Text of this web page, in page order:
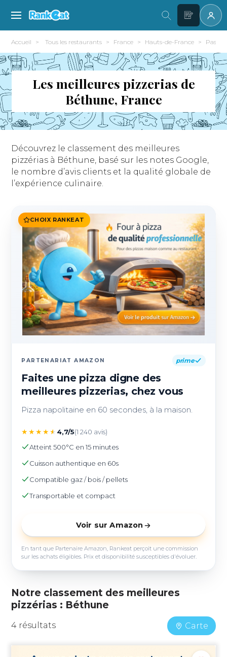
Accueil Tous les restaurants France Hauts-de-France Pas-
Les meilleures pizzerias de
Béthune, France
Découvrez le classement des meilleures
pizzérias à Béthune, basé sur les notes Google,
le nombre d’avis clients et la qualité globale de
l’expérience culinaire.
CHOIX RANKEAT
PARTENARIAT AMAZON prime
Faites une pizza digne des
meilleures pizzerias, chez vous
Pizza napolitaine en 60 secondes, à la maison.
★★★★★ 4,7/5(1 240 avis)
Atteint 500°C en 15 minutes
Cuisson authentique en 60s
Compatible gaz / bois / pellets
Transportable et compact
Voir sur Amazon
En tant que Partenaire Amazon, Rankeat perçoit une commission
sur les achats éligibles. Prix et disponibilité susceptibles d'évoluer.
Notre classement des meilleures
pizzérias : Béthune
4 résultats Carte